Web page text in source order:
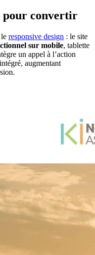
pour convertir
responsive design : le site
sur mobile, tablette
un appel à l’action
augmentant